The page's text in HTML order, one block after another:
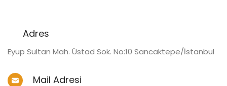
Adres
Eyüp Sultan Mah. Üstad Sok. No:10 Sancaktepe/İstanbul
Mail Adresi